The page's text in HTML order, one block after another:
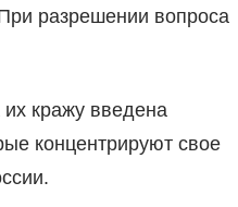
разрешении вопроса
кражу введена
концентрируют свое